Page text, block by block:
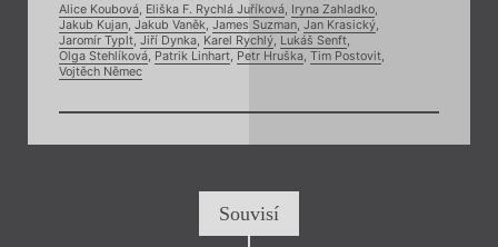
Alice Koubová, Eliška F. Rychlá Juříková, Iryna Zahladko,
Jakub Kujan, Jakub Vaněk, James Suzman, Jan Krasický,
Jaromír Typlt, Jiří Dynka, Karel Rychlý, Lukáš Senft,
Olga Stehlíková, Patrik Linhart, Petr Hruška, Tim Postovit,
Vojtěch Němec
Souvisí